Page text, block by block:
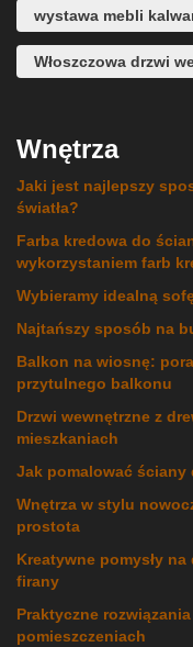
wystawa mebli
Włoszczowa drzwi
Wnętrza
Jaki jest najlepszy
światła?
Farba kredowa do
wykorzystaniem farb
Wybieramy idealną
Najtańszy sposób na
Balkon na wiosnę:
przytulnego balkonu
Drzwi wewnętrzne z
mieszkaniach
Jak pomalować ściany
Wnętrza w stylu
prostota
Kreatywne pomysły
firany
Praktyczne
pomieszczeniach